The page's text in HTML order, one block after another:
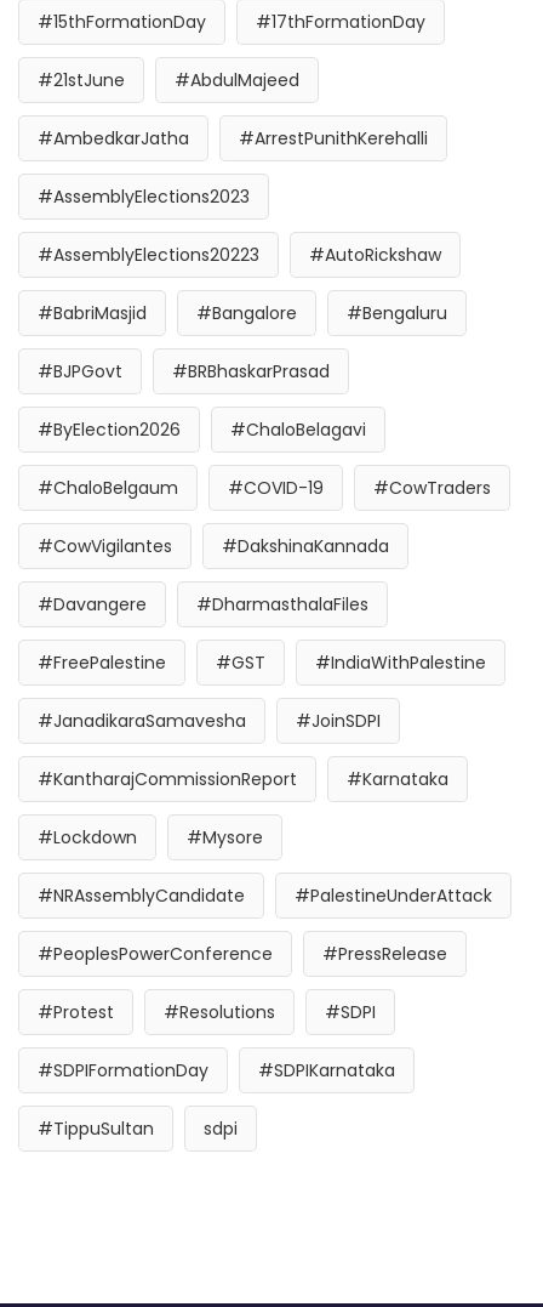
#15thFormationDay #17thFormationDay
#21stJune #AbdulMajeed
#AmbedkarJatha #ArrestPunithKerehalli
#AssemblyElections2023
#AssemblyElections20223 #AutoRickshaw
#BabriMasjid #Bangalore #Bengaluru
#BJPGovt #BRBhaskarPrasad
#ByElection2026 #ChaloBelagavi
#ChaloBelgaum #COVID-19 #CowTraders
#CowVigilantes #DakshinaKannada
#Davangere #DharmasthalaFiles
#FreePalestine #GST #IndiaWithPalestine
#JanadikaraSamavesha #JoinSDPI
#KantharajCommissionReport #Karnataka
#Lockdown #Mysore
#NRAssemblyCandidate #PalestineUnderAttack
#PeoplesPowerConference #PressRelease
#Protest #Resolutions #SDPI
#SDPIFormationDay #SDPIKarnataka
#TippuSultan sdpi